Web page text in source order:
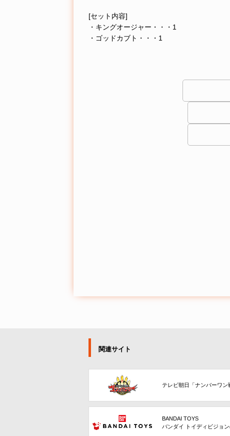
[セット内容]
・キングオージャー・・・1
・ゴッドカブト・・・1
関連サイト
テレビ朝日「ナンバーワン
BANDAI TOYS
バンダイ トイディビジョ